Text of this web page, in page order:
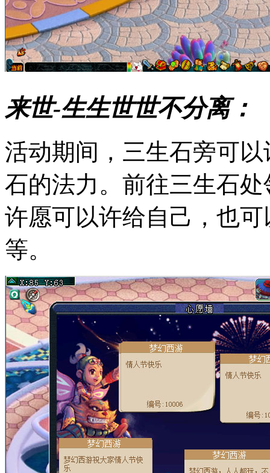
来世-生生世世不分离：
活动期间，三生石旁可
石的法力。前往三生石
许愿可以许给自己，也
等。